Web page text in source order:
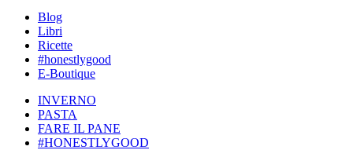
Blog
Libri
Ricette
#honestlygood
E-Boutique
INVERNO
PASTA
FARE IL PANE
#HONESTLYGOOD